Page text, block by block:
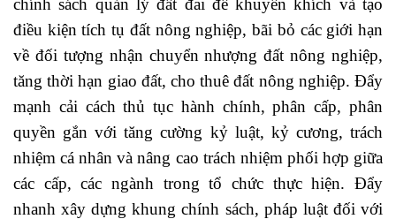
chính sách quản lý đất đai để khuyến khích và tạo
điều kiện tích tụ đất nông nghiệp, bãi bỏ các giới hạn
về đối tượng nhận chuyển nhượng đất nông nghiệp,
tăng thời hạn giao đất, cho thuê đất nông nghiệp. Đẩy
mạnh cải cách thủ tục hành chính, phân cấp, phân
quyền gắn với tăng cường kỷ luật, kỷ cương, trách
nhiệm cá nhân và nâng cao trách nhiệm phối hợp giữa
các cấp, các ngành trong tổ chức thực hiện. Đẩy
nhanh xây dựng khung chính sách, pháp luật đối với